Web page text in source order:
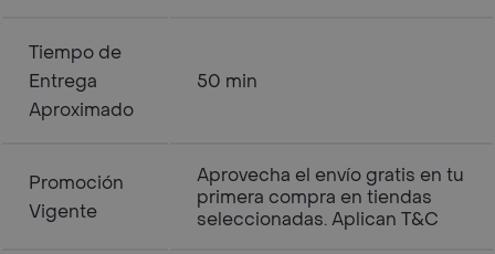
Tiempo de
Entrega
Aproximado
50 min
Promoción
Vigente
Aprovecha el envío gratis en tu
primera compra en tiendas
seleccionadas. Aplican T&C